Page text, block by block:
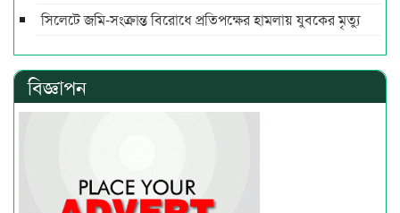
সিলেটে জমি-সংক্রান্ত বিরোধে প্রতিপক্ষের হামলায় যুবকের মৃত্যু
বিজ্ঞাপন